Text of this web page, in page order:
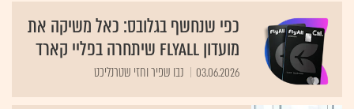
כפי שנחשף בגלובס: כאל משיקה את
מועדון FlyAll שיתחרה בפליי קארד
03.06.2026 נבו שפיר וחזי שטרנליכט